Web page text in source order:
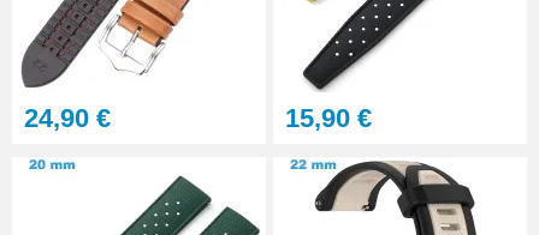
manipulation bracelet montre
7,90 €
24,90 € 15,90 €